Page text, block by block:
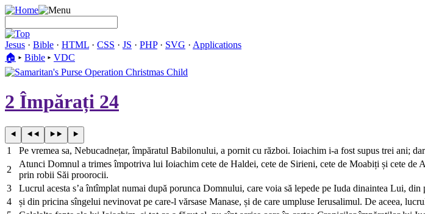
Jesus · Bible · HTML · CSS · JS · PHP· SVG · Applications
🏠︎ ▸ Bible ▸ VDC
2 Împărați 24
1
Pe vremea sa, Nebucadnețar, împăratul Babilonului, a pornit cu război. Ioiachim i-a fost supus trei ani;
2
Atunci Domnul a trimes împotriva lui Ioiachim cete de Haldei, cete de Sirieni, cete de Moabiți și cete
prin robii Săi proorocii.
3
Lucrul acesta s’a întîmplat numai după porunca Domnului, care voia să lepede pe Iuda dinaintea Lui,
4
și din pricina sîngelui nevinovat pe care-l vărsase Manase, și de care umpluse Ierusalimul. De aceea,